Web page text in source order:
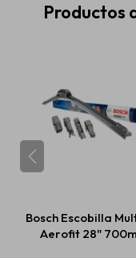
Productos
Bosch Escobilla
Aerofit 28"